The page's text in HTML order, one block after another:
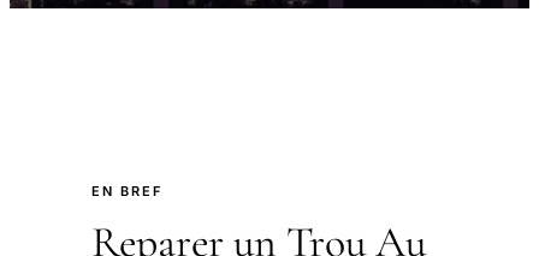
EN BREF
Reparer un Trou Au